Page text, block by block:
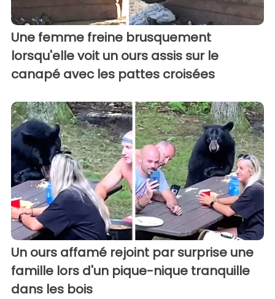
Une femme freine brusquement
lorsqu'elle voit un ours assis sur le
canapé avec les pattes croisées
Un ours affamé rejoint par surprise une
famille lors d'un pique-nique tranquille
dans les bois